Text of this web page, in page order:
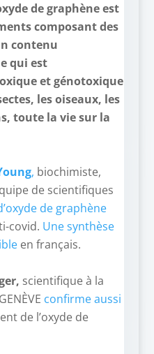
de graphène est
composant des
contenu
qui est
et génotoxique
les oiseaux, les
toute la vie sur la
, biochimiste,
de scientifiques
de graphène
covid. Une synthèse
en français.
scientifique à la
confirme aussi
de l’oxyde de